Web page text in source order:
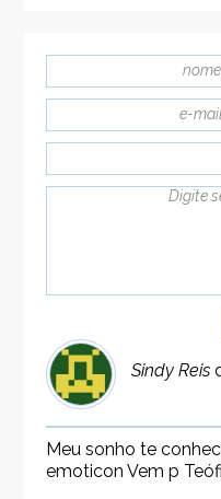
Sindy Reis
Meu sonho te
emoticon Vem p